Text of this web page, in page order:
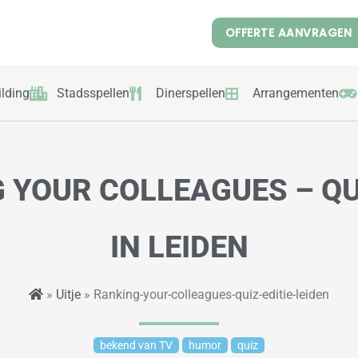
OFFERTE AANVRAGEN
Stadsspellen Dinerspellen Arrangementen
YOUR COLLEAGUES –
IN LEIDEN
» Uitje » Ranking-your-colleagues-quiz-editie-leiden
bekend van TV humor quiz